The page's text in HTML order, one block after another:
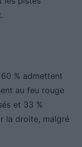
% admettent
au feu rouge
et 33 %
la droite, malgré